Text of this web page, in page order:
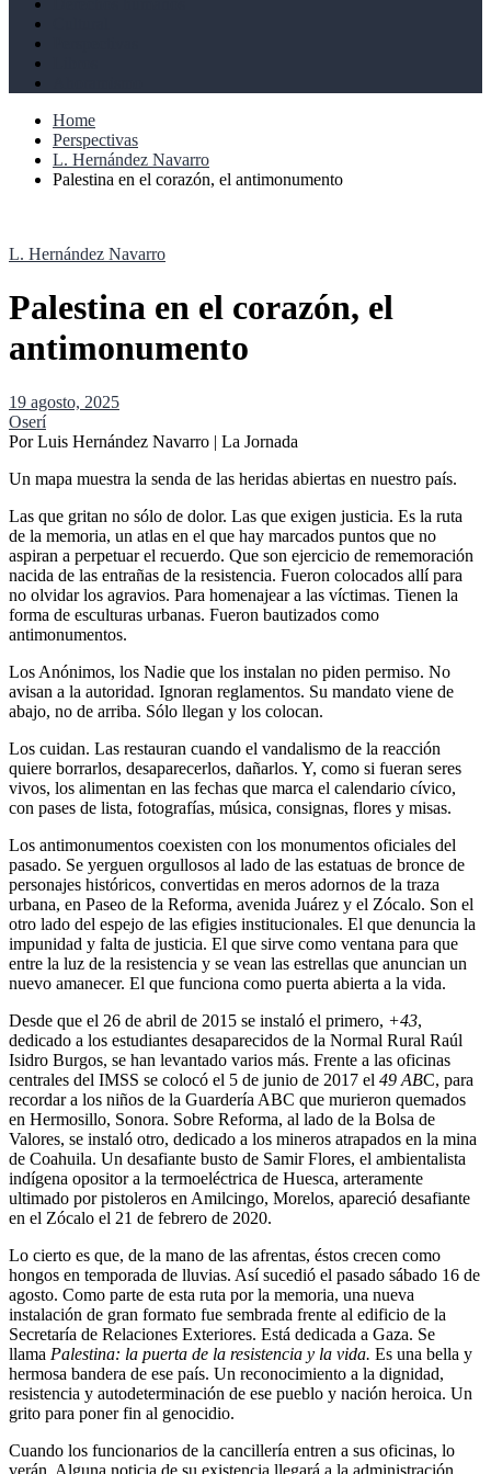
Home
Perspectivas
L. Hernández Navarro
Palestina en el corazón, el antimonumento
L. Hernández Navarro
Palestina en el corazón, el
antimonumento
19 agosto, 2025
Oserí
Por Luis Hernández Navarro | La Jornada
Un mapa muestra la senda de las heridas abiertas en nuestro país.
Las que gritan no sólo de dolor. Las que exigen justicia. Es la ruta
de la memoria, un atlas en el que hay marcados puntos que no
aspiran a perpetuar el recuerdo. Que son ejercicio de rememoración
nacida de las entrañas de la resistencia. Fueron colocados allí para
no olvidar los agravios. Para homenajear a las víctimas. Tienen la
forma de esculturas urbanas. Fueron bautizados como
antimonumentos.
Los Anónimos, los Nadie que los instalan no piden permiso. No
avisan a la autoridad. Ignoran reglamentos. Su mandato viene de
abajo, no de arriba. Sólo llegan y los colocan.
Los cuidan. Las restauran cuando el vandalismo de la reacción
quiere borrarlos, desaparecerlos, dañarlos. Y, como si fueran seres
vivos, los alimentan en las fechas que marca el calendario cívico,
con pases de lista, fotografías, música, consignas, flores y misas.
Los antimonumentos coexisten con los monumentos oficiales del
pasado. Se yerguen orgullosos al lado de las estatuas de bronce de
personajes históricos, convertidas en meros adornos de la traza
urbana, en Paseo de la Reforma, avenida Juárez y el Zócalo. Son el
otro lado del espejo de las efigies institucionales. El que denuncia la
impunidad y falta de justicia. El que sirve como ventana para que
entre la luz de la resistencia y se vean las estrellas que anuncian un
nuevo amanecer. El que funciona como puerta abierta a la vida.
Desde que el 26 de abril de 2015 se instaló el primero, +43,
dedicado a los estudiantes desaparecidos de la Normal Rural Raúl
Isidro Burgos, se han levantado varios más. Frente a las oficinas
centrales del IMSS se colocó el 5 de junio de 2017 el 49 ABC, para
recordar a los niños de la Guardería ABC que murieron quemados
en Hermosillo, Sonora. Sobre Reforma, al lado de la Bolsa de
Valores, se instaló otro, dedicado a los mineros atrapados en la mina
de Coahuila. Un desafiante busto de Samir Flores, el ambientalista
indígena opositor a la termoeléctrica de Huesca, arteramente
ultimado por pistoleros en Amilcingo, Morelos, apareció desafiante
en el Zócalo el 21 de febrero de 2020.
Lo cierto es que, de la mano de las afrentas, éstos crecen como
hongos en temporada de lluvias. Así sucedió el pasado sábado 16 de
agosto. Como parte de esta ruta por la memoria, una nueva
instalación de gran formato fue sembrada frente al edificio de la
Secretaría de Relaciones Exteriores. Está dedicada a Gaza. Se
llama Palestina: la puerta de la resistencia y la vida. Es una bella y
hermosa bandera de ese país. Un reconocimiento a la dignidad,
resistencia y autodeterminación de ese pueblo y nación heroica. Un
grito para poner fin al genocidio.
Cuando los funcionarios de la cancillería entren a sus oficinas, lo
verán. Alguna noticia de su existencia llegará a la administración